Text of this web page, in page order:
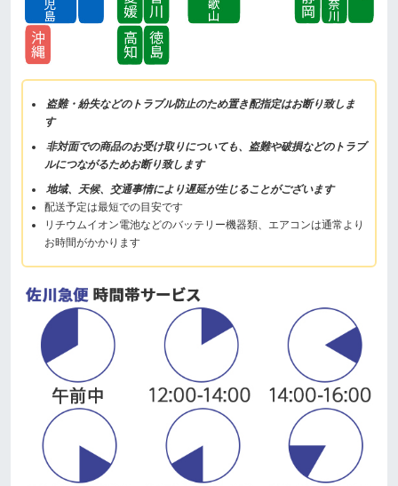
盗難・紛失などのトラブル防止のため置き配指定はお断り致しま
す
非対面での商品のお受け取りについても、盗難や破損などのトラブ
ルにつながるためお断り致します
地域、天候、交通事情により遅延が生じることがございます
配送予定は最短での目安です
リチウムイオン電池などのバッテリー機器類、エアコンは通常より
お時間がかかります